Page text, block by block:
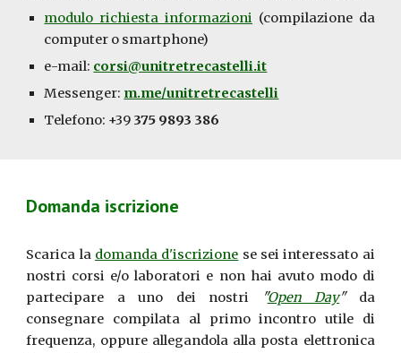
modulo richiesta informazioni (compilazione da
computer o smartphone)
e-mail: corsi@unitretrecastelli.it
Messenger: m.me/unitretrecastelli
Telefono: +39 375 9893 386
Domanda iscrizione
Scarica la domanda d'iscrizione se sei interessato ai
nostri corsi e/o laboratori e non hai avuto modo di
partecipare a uno dei nostri
"Open Day"da
consegnare compilata al primo incontro utile di
frequenza, oppure allegandola alla posta elettronica